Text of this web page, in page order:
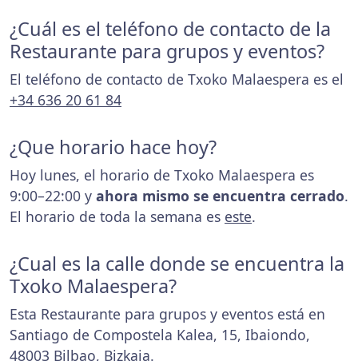
¿Cuál es el teléfono de contacto de la
Restaurante para grupos y eventos?
El teléfono de contacto de Txoko Malaespera es el
+34 636 20 61 84
¿Que horario hace hoy?
Hoy lunes, el horario de Txoko Malaespera es
9:00–22:00 y ahora mismo se encuentra cerrado.
El horario de toda la semana es este.
¿Cual es la calle donde se encuentra la
Txoko Malaespera?
Esta Restaurante para grupos y eventos está en
Santiago de Compostela Kalea, 15, Ibaiondo,
48003 Bilbao, Bizkaia.